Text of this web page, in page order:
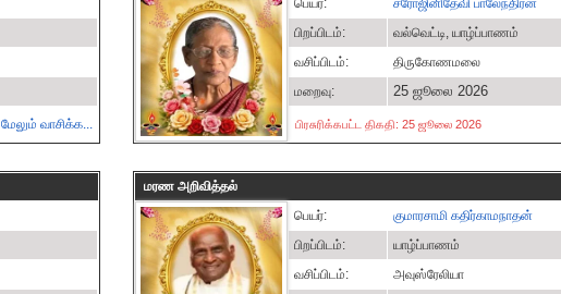
மேலும் வாசிக்க...
பெயர்:
சரோஜினிதேவி பாலேந்திரன்
பிறப்பிடம்:
வல்வெட்டி, யாழ்ப்பாணம்
வசிப்பிடம்:
திருகோணமலை
மறைவு:
25 ஜூலை 2026
பிரசுரிக்கபட்ட திகதி: 25 ஜூலை 2026
மரண அறிவித்தல்
பெயர்:
குமாரசாமி கதிர்காமநாதன்
பிறப்பிடம்:
யாழ்ப்பாணம்
வசிப்பிடம்:
அவுஸ்ரேலியா